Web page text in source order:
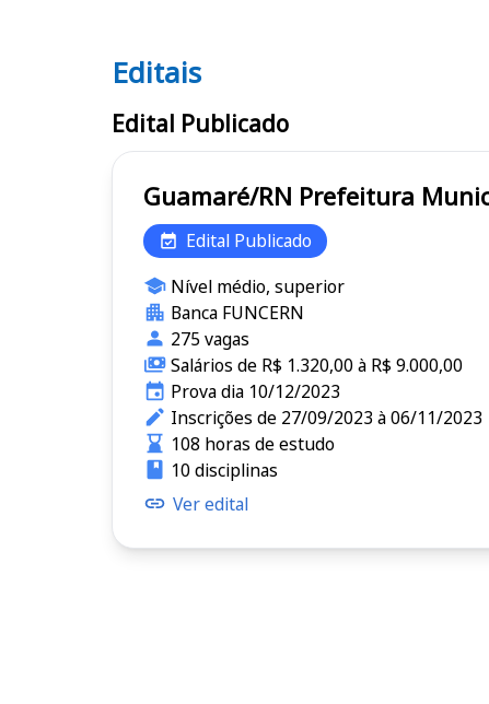
Editais
Editais
Edital Publicado
Guamaré/RN
Edital Publicado
Nível médio, superior
Banca FUNCERN
275 vagas
Salários de R$ 1.320,00 à R$ 9.000,00
Prova dia 10/12/2023
Inscrições de 27/09/2023 à 06/11/2023
108 horas de estudo
10 disciplinas
Ver edital